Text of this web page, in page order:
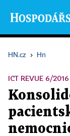
HN.cz › Hn
ICT REVUE 6/2016